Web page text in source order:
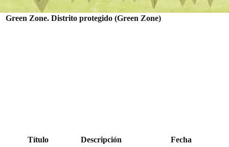
Green Zone. Distrito protegido (Green Zone)
Título Descripción Fecha